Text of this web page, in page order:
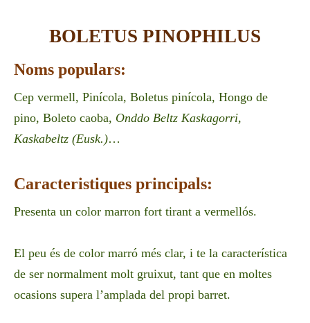
BOLETUS PINOPHILUS
Noms populars:
Cep vermell, Pinícola, Boletus pinícola, Hongo de
pino, Boleto caoba, Onddo Beltz Kaskagorri,
Kaskabeltz (Eusk.)…
Caracteristiques principals:
Presenta un color marron fort tirant a vermellós.
El peu és de color marró més clar, i te la característica
de ser normalment molt gruixut, tant que en moltes
ocasions supera l’amplada del propi barret.